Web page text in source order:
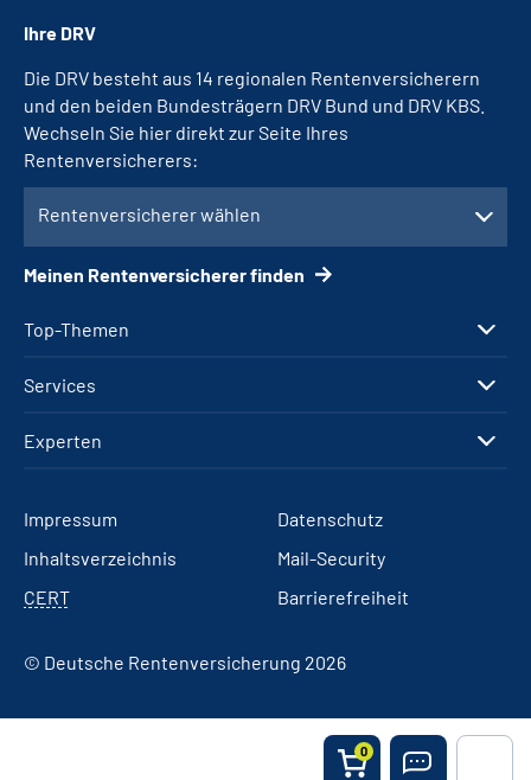
0
Top-Themen
Services
Experten
Ihre DRV
Die DRV besteht aus 14 regionalen Rentenversicherern
und den beiden Bundesträgern DRV Bund und DRV KBS.
Wechseln Sie hier direkt zur Seite Ihres
Rentenversicherers:
Rentenversicherer wählen
Meinen Rentenversicherer finden
Impressum
Datenschutz
Inhaltsverzeichnis
Mail-Security
CERT
Barrierefreiheit
© Deutsche Rentenversicherung 2026